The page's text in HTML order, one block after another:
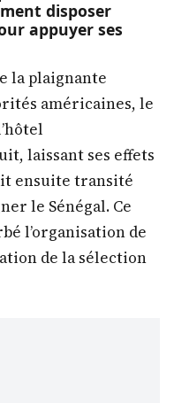
disposer
appuyer ses
la plaignante
américaines, le
laissant ses effets
ensuite transité
le Sénégal. Ce
l’organisation de
de la sélection